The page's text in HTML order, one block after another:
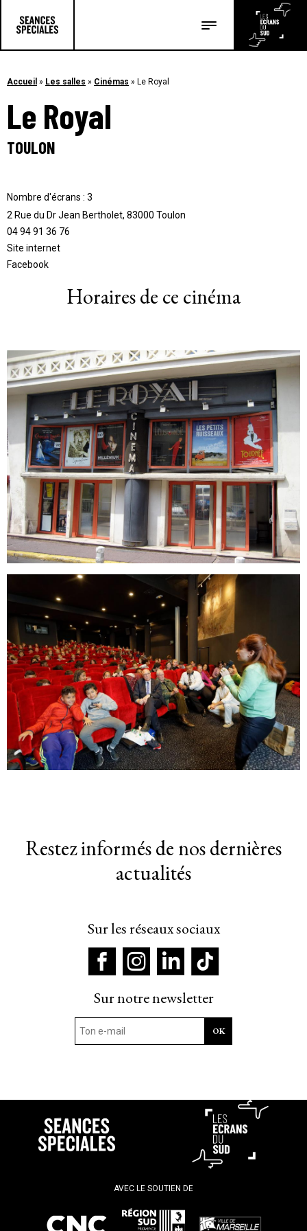
Accueil » Les salles » Cinémas » Le Royal
Le Royal
TOULON
Nombre d'écrans : 3
2 Rue du Dr Jean Bertholet, 83000 Toulon
04 94 91 36 76
Site internet
Facebook
Horaires de ce cinéma
Restez informés de nos dernières
actualités
Sur les réseaux sociaux
Sur notre newsletter
AVEC LE SOUTIEN DE